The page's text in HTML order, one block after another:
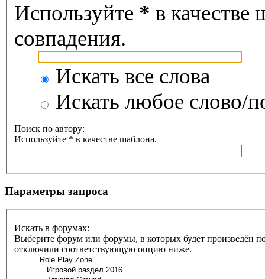
Используйте * в качестве
совпадения.
Искать все слова
Искать любое слово/
Поиск по автору:
Используйте * в качестве шаблона.
Параметры запроса
Искать в форумах:
Выберите форум или форумы, в которых будет произведён
отключили соответствующую опцию ниже.